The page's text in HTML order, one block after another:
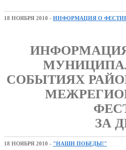
18 НОЯБРЯ 2010 - ИНФОРМАЦИЯ О
СОБЫТИЯХ
ЗА
18 НОЯБРЯ 2010 - "НАШИ ПОБЕДЫ!"